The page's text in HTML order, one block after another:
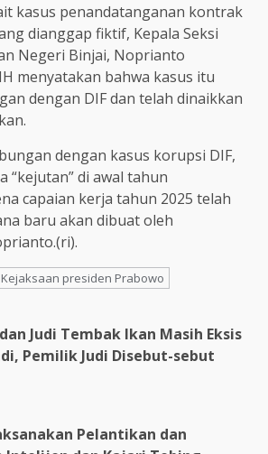
kasus penandatanganan kontrak
dianggap fiktif, Kepala Seksi
Negeri Binjai, Noprianto
menyatakan bahwa kasus itu
dengan DIF dan telah dinaikkan
dengan kasus korupsi DIF,
“kejutan” di awal tahun
capaian kerja tahun 2025 telah
baru akan dibuat oleh
Kejaksaan presiden Prabowo
Judi Tembak Ikan Masih Eksis
Pemilik Judi Disebut-sebut
Pelantikan dan